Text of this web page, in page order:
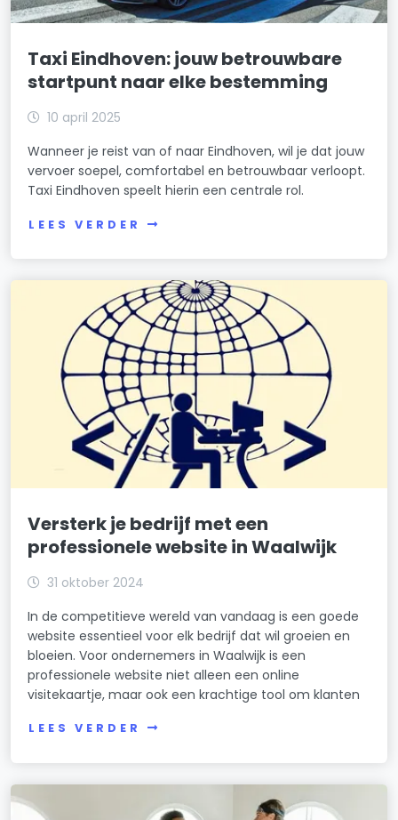
Taxi Eindhoven: jouw betrouwbare
startpunt naar elke bestemming
10 april 2025
Wanneer je reist van of naar Eindhoven, wil je dat jouw
vervoer soepel, comfortabel en betrouwbaar verloopt.
Taxi Eindhoven speelt hierin een centrale rol.
LEES VERDER
Versterk je bedrijf met een
professionele website in Waalwijk
31 oktober 2024
In de competitieve wereld van vandaag is een goede
website essentieel voor elk bedrijf dat wil groeien en
bloeien. Voor ondernemers in Waalwijk is een
professionele website niet alleen een online
visitekaartje, maar ook een krachtige tool om klanten
LEES VERDER